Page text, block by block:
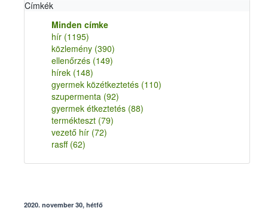
Címkék
Minden címke
hír (1195)
közlemény (390)
ellenőrzés (149)
hírek (148)
gyermek közétkeztetés (110)
szupermenta (92)
gyermek étkeztetés (88)
termékteszt (79)
vezető hír (72)
rasff (62)
2020. november 30, hétfő